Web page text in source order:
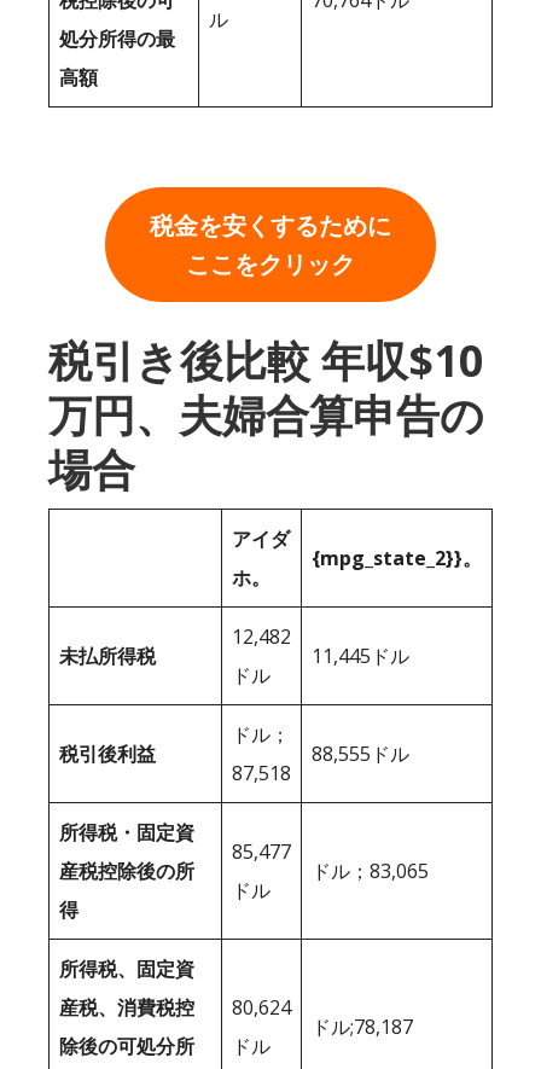
処分所得の最
高額
ル
税金を安くするために
ここをクリック
税引き後比較 年収$10
万円、夫婦合算申告の
場合
アイダ
ホ。
{mpg_state_2}}。
未払所得税
12,482
ドル
11,445ドル
税引後利益
ドル；
87,518
88,555ドル
所得税・固定資
産税控除後の所
得
85,477
ドル
ドル；83,065
所得税、固定資
産税、消費税控
除後の可処分所
80,624
ドル
ドル;78,187